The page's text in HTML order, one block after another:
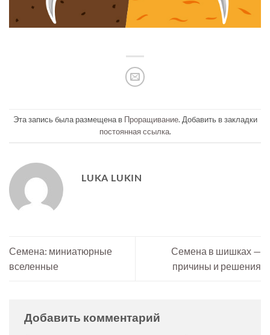
Эта запись была размещена в Проращивание. Добавить в закладки
постоянная ссылка.
LUKA LUKIN
Семена: миниатюрные
вселенные
Семена в шишках —
причины и решения
Добавить комментарий